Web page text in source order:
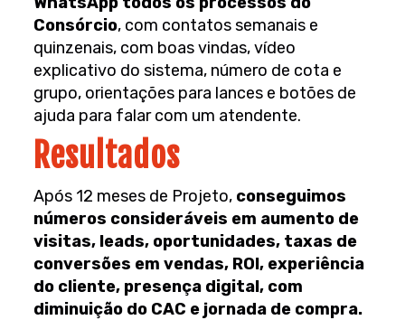
Consórcio, com contatos semanais e
quinzenais, com boas vindas, vídeo
explicativo do sistema, número de cota e
grupo, orientações para lances e botões de
ajuda para falar com um atendente.
Resultados
Após 12 meses de Projeto, conseguimos
números consideráveis em aumento de
visitas, leads, oportunidades, taxas de
conversões em vendas, ROI, experiência
do cliente, presença digital, com
diminuição do CAC e jornada de compra.